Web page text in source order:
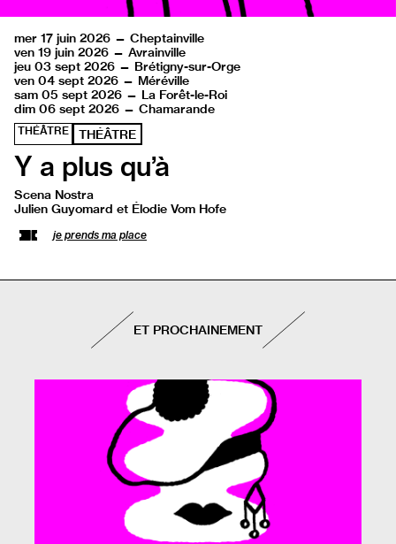
mer 17 juin 2026 — Cheptainville
ven 19 juin 2026 — Avrainville
jeu 03 sept 2026 — Brétigny-sur-Orge
ven 04 sept 2026 — Méréville
sam 05 sept 2026 — La Forêt-le-Roi
dim 06 sept 2026 — Chamarande
THÉÂTRE THÉÂTRE
Y a plus qu’à
Scena Nostra
Julien Guyomard et Élodie Vom Hofe
je prends ma place
ET PROCHAINEMENT